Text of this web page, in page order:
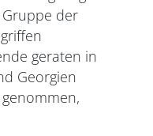
der
geraten in
Georgien